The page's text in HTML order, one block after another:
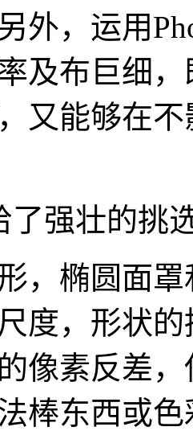
外，运用
及布巨细
又能够在
强壮的挑
椭圆面罩
度，形状
像素反差
棒东西或